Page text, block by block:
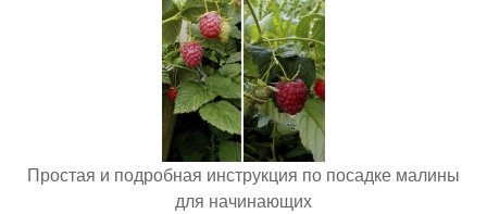
Простая и подробная инструкция по посадке малины
для начинающих